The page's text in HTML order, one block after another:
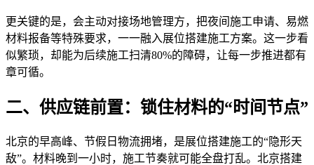
更关键的是，会主动对接场地管理方，把夜间施工申请、易燃
材料报备等特殊要求，一一融入展位搭建施工方案。这一步看
似繁琐，却能为后续施工扫清80%的障碍，让每一步推进都有
章可循。
二、供应链前置：锁住材料的“时间节点”
北京的早高峰、节假日物流拥堵，是展位搭建施工的“隐形天
敌”。材料晚到一小时，施工节奏就可能全盘打乱。北京搭建